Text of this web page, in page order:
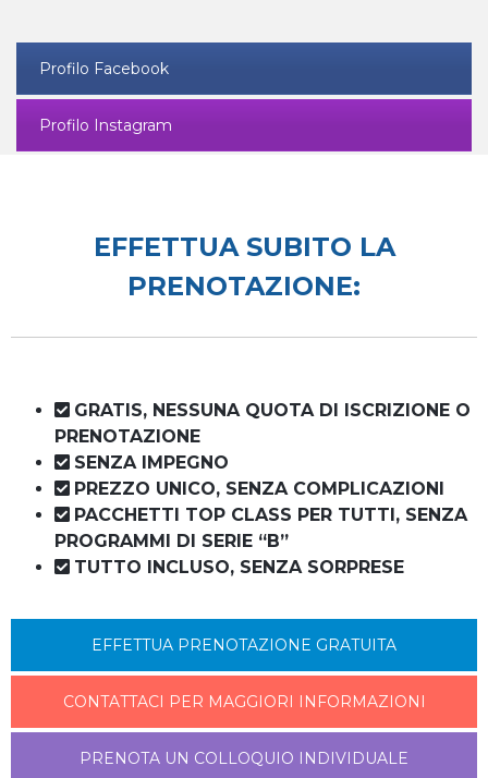
Profilo Facebook
Profilo Instagram
EFFETTUA SUBITO LA
PRENOTAZIONE:
GRATIS, NESSUNA QUOTA DI ISCRIZIONE O
PRENOTAZIONE
SENZA IMPEGNO
PREZZO UNICO, SENZA COMPLICAZIONI
PACCHETTI TOP CLASS PER TUTTI, SENZA
PROGRAMMI DI SERIE “B”
TUTTO INCLUSO, SENZA SORPRESE
EFFETTUA PRENOTAZIONE GRATUITA
CONTATTACI PER MAGGIORI INFORMAZIONI
PRENOTA UN COLLOQUIO INDIVIDUALE